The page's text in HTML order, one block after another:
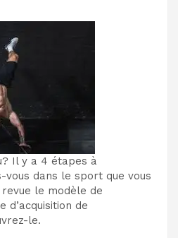
Il y a 4 étapes à
vous dans le sport que vous
le modèle de
d’acquisition de
le.